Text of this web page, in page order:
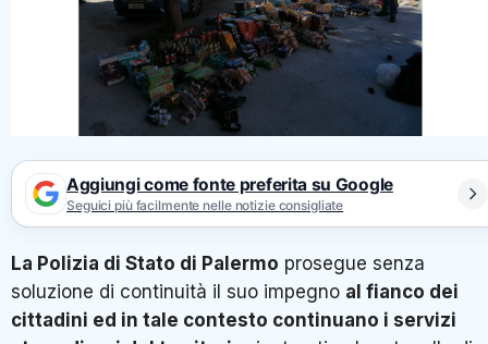
Aggiungi come fonte preferita su Google
Seguici più facilmente nelle notizie consigliate
La Polizia di Stato di Palermo prosegue senza
soluzione di continuità il suo impegno al fianco dei
cittadini ed in tale contesto continuano i servizi